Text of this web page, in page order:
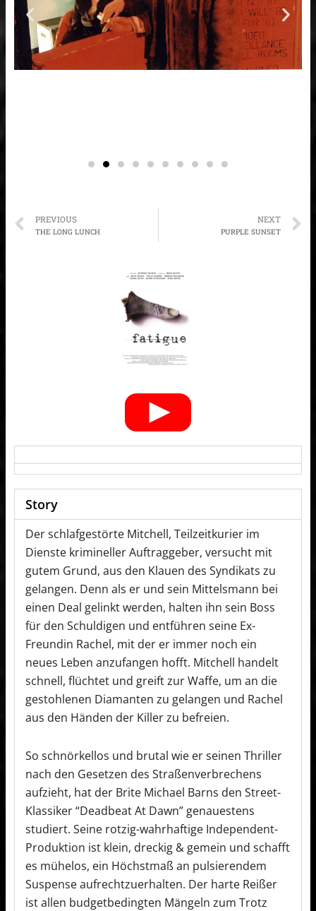
PREVIOUS
THE LONG LUNCH
NEXT
PURPLE SUNSET
Story
Der schlafgestörte Mitchell, Teilzeitkurier im
Dienste krimineller Auftraggeber, versucht mit
gutem Grund, aus den Klauen des Syndikats zu
gelangen. Denn als er und sein Mittelsmann bei
einen Deal gelinkt werden, halten ihn sein Boss
für den Schuldigen und entführen seine Ex-
Freundin Rachel, mit der er immer noch ein
neues Leben anzufangen hofft. Mitchell handelt
schnell, flüchtet und greift zur Waffe, um an die
gestohlenen Diamanten zu gelangen und Rachel
aus den Händen der Killer zu befreien.
So schnörkellos und brutal wie er seinen Thriller
nach den Gesetzen des Straßenverbrechens
aufzieht, hat der Brite Michael Barns den Street-
Klassiker “Deadbeat At Dawn” genauestens
studiert. Seine rotzig-wahrhaftige Independent-
Produktion ist klein, dreckig & gemein und schafft
es mühelos, ein Höchstmaß an pulsierendem
Suspense aufrechtzuerhalten. Der harte Reißer
ist allen budgetbedingten Mängeln zum Trotz